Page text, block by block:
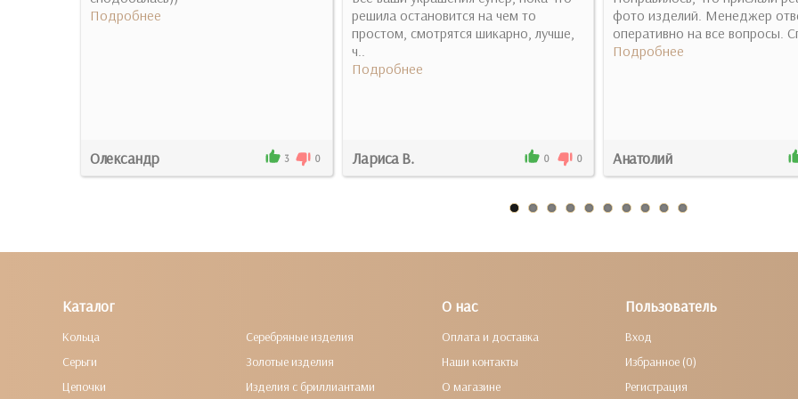
Подробнее
Олександр 3 0
решила остановится на чем то
простом, смотрятся шикарно, лучше,
ч..
Подробнее
Лариса В. 0 0
фото изделий. Менеджер
оперативно на все вопросы.
Подробнее
Анатолий
Каталог
Кольца
Серьги
Цепочки
Серебряные изделия
Золотые изделия
Изделия с бриллиантами
О нас
Оплата и доставка
Наши контакты
О магазине
Пользователь
Вход
Избранное (0)
Регистрация